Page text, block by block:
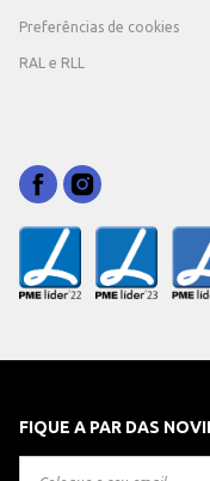
Preferências de cookies
RAL e RLL
FIQUE A PAR DAS